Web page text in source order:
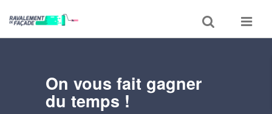
Toggle
search
Toggle
On vous fait gagner
du temps !